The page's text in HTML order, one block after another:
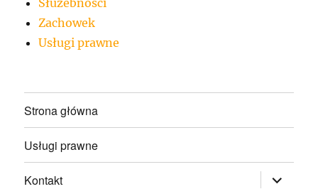
Służebności
Zachowek
Usługi prawne
Strona główna
Usługi prawne
Kontakt rozwiń